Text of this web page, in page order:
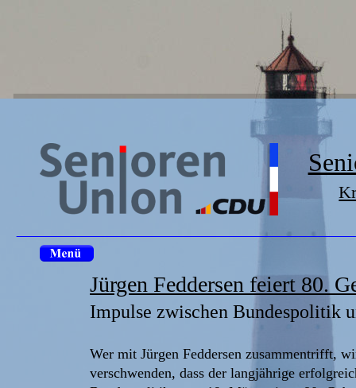
Jürgen Feddersen feiert 80.
Impulse zwischen Bundespolitik
Wer mit Jürgen Feddersen zusammentrifft,
verschwenden, dass der langjährige